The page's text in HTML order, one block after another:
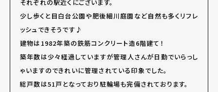
それぞれの駅近くにございます。
少し歩くと目白台公園や肥後細川庭園など自然も多くリフレ
ッシュできそうです♪
建物は1982年築の鉄筋コンクリート造6階建て！
築年数は少々経過していますが管理人さんが日勤でいらっし
ゃいますのできれいに管理されている印象でした。
総戸数は51戸となっており駐輪場も完備されております。